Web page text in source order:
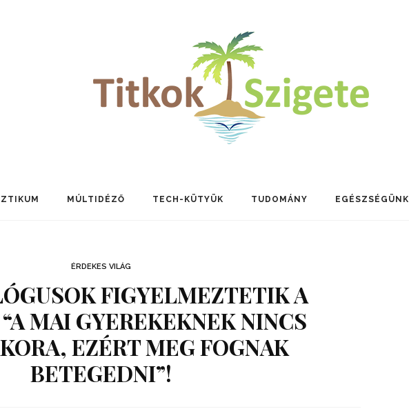
MÚLTIDÉZŐ TECH-KÜTYÜK TUDOMÁNY EGÉSZSÉGÜNK
ÉRDEKES VILÁG
FIGYELMEZTETIK A
MAI GYEREKEKNEK NINCS
EZÉRT MEG FOGNAK
BETEGEDNI”!